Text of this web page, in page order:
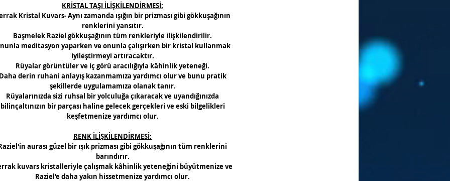
KRİSTAL TAŞI İLİŞKİLENDİRMESİ:
Kristal Kuvars- Aynı zamanda ışığın bir prizması gibi gökkuşağının
renklerini yansıtır.
Başmelek Raziel gökkuşağının tüm renkleriyle ilişkilendirilir.
meditasyon yaparken ve onunla çalışırken bir kristal kullanmak
iyileştirmeyi artıracaktır.
Rüyalar görüntüler ve iç görü aracılığıyla kâhinlik yeteneği.
derin ruhani anlayış kazanmamıza yardımcı olur ve bunu pratik
şekillerde uygulamamıza olanak tanır.
Rüyalarınızda sizi ruhsal bir yolculuğa çıkaracak ve uyandığınızda
bilinçaltınızın bir parçası haline gelecek gerçekleri ve eski bilgelikleri
keşfetmenize yardımcı olur.
RENK İLİŞKİLENDİRMESİ:
aurası güzel bir ışık prizması gibi gökkuşağının tüm renklerini
barındırır.
kuvars kristalleriyle çalışmak kâhinlik yeteneğini büyütmenize ve
Raziel'e daha yakın hissetmenize yardımcı olur.